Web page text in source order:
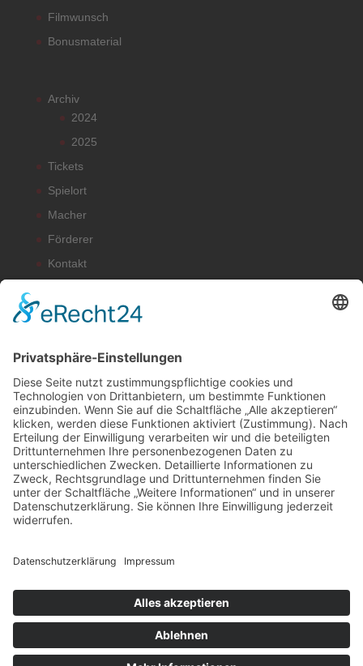
Filmwunsch
Bonusmaterial
Archiv
2024
2025
Tickets
Spielort
Macher
Förderer
Kontakt
Presse
Impressum
Datenschutz
Auf.Frauen.Bauen
Video-Grusswort
Einladung
Opening-Event
Programm
Kögel Bau
Kleines Kino am Weingarten e.V. | Postanschrift: